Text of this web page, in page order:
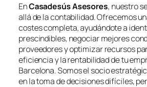
EnCasadesús Asesores, nuestro
allá de la contabilidad. Ofrecemos
costes completa, ayudándote a
prescindibles, negociar mejores
proveedores y optimizar recursos
eficiencia y la rentabilidad de tu
Barcelona. Somos el socio
en la toma de decisiones difíciles,